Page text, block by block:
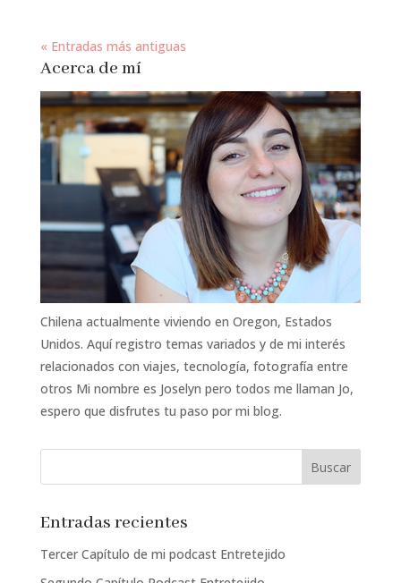
« Entradas más antiguas
Acerca de mí
Chilena actualmente viviendo en Oregon, Estados
Unidos. Aquí registro temas variados y de mi interés
relacionados con viajes, tecnología, fotografía entre
otros Mi nombre es Joselyn pero todos me llaman Jo,
espero que disfrutes tu paso por mi blog.
Entradas recientes
Tercer Capítulo de mi podcast Entretejido